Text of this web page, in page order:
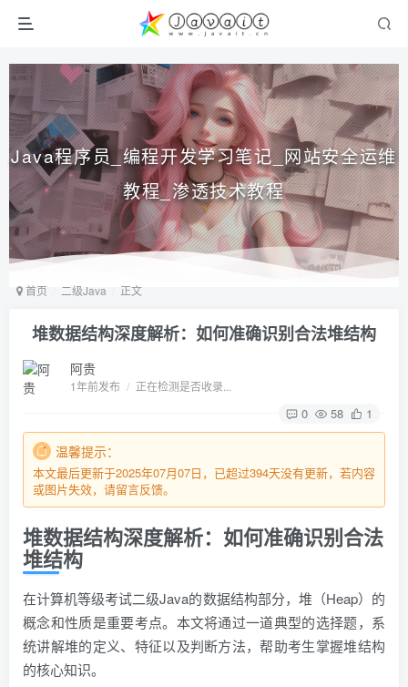
Java程序员_编程开发学习笔记_网站安全运维
教程_渗透技术教程
首页 二级Java 正文
堆数据结构深度解析：如何准确识别合法堆结构
阿贵
1年前发布 / 正在检测是否收录...
0 58 1
温馨提示：
本文最后更新于2025年07月07日，已超过394天没有更新，若内容
或图片失效，请留言反馈。
堆数据结构深度解析：如何准确识别合法
堆结构
在计算机等级考试二级Java的数据结构部分，堆（Heap）的
概念和性质是重要考点。本文将通过一道典型的选择题，系
统讲解堆的定义、特征以及判断方法，帮助考生掌握堆结构
的核心知识。